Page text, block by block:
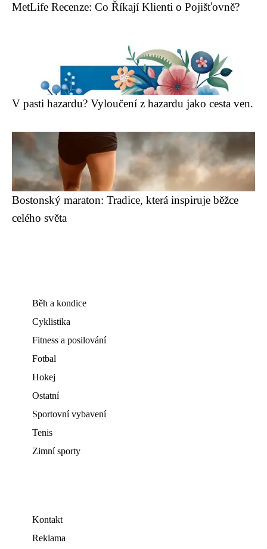
MetLife Recenze: Co Říkají Klienti o Pojišťovně?
V pasti hazardu? Vyloučení z hazardu jako cesta ven.
Bostonský maraton: Tradice, která inspiruje běžce
celého světa
Běh a kondice
Cyklistika
Fitness a posilování
Fotbal
Hokej
Ostatní
Sportovní vybavení
Tenis
Zimní sporty
Kontakt
Reklama